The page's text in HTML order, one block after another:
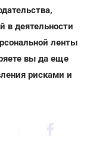
в деятельности
ленты
вы да еще
рисками и